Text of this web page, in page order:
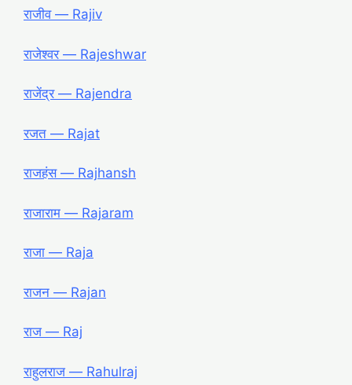
राजीव ― Rajiv
राजेश्वर ― Rajeshwar
राजेंद्र ― Rajendra
रजत ― Rajat
राजहंस ― Rajhansh
राजाराम ― Rajaram
राजा ― Raja
राजन ― Rajan
राज ― Raj
राहुलराज ― Rahulraj